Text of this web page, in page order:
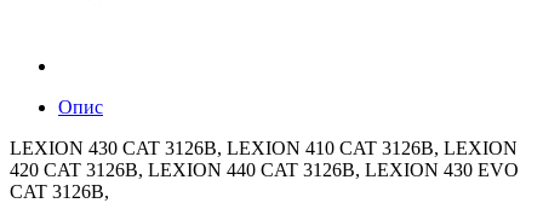
Опис
LEXION 430 CAT 3126B, LEXION 410 CAT 3126B, LEXION
420 CAT 3126B, LEXION 440 CAT 3126B, LEXION 430 EVO
CAT 3126B,